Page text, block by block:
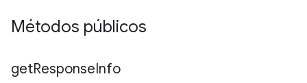
Métodos públicos
getResponseInfo